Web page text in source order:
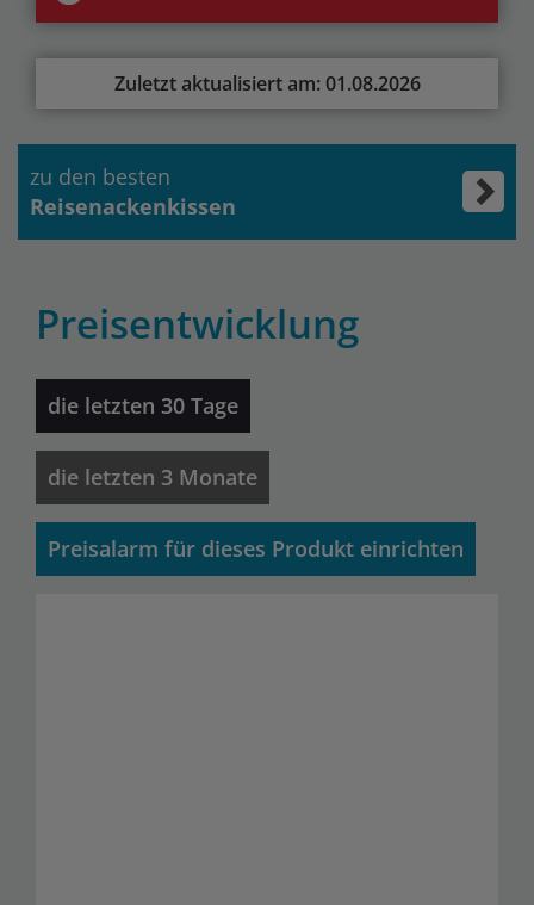
Zuletzt aktualisiert am: 01.08.2026
zu den besten
Reisenackenkissen
Preisentwicklung
die letzten 30 Tage
die letzten 3 Monate
Preisalarm für dieses Produkt einrichten